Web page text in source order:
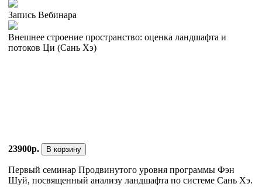
Запись Вебинара
Внешнее строение пространство: оценка ландшафта и
потоков Ци (Сань Хэ)
23900р. В корзину
Первый семинар Продвинутого уровня программы Фэн
Шуй, посвященный анализу ландшафта по системе Сань Хэ.